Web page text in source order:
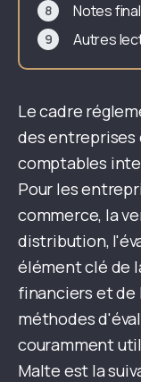
Notes
Autres
Le cadre
des entreprises
comptables
Pour les
commerce, la
distribution,
élément clé de
financiers et de
méthodes
couramment
Malte est la